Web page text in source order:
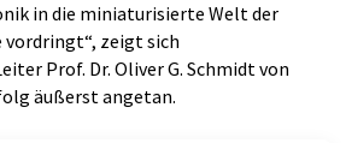
in die miniaturisierte Welt der
zeigt sich
Prof. Dr. Oliver G. Schmidt von
äußerst angetan.